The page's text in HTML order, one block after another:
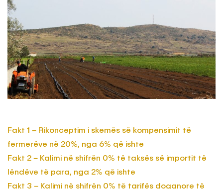
Fakt 1 – Rikonceptim i skemës së kompensimit të
fermerëve në 20%, nga 6% që ishte
Fakt 2 – Kalimi në shifrën 0% të taksës së importit të
lëndëve të para, nga 2% që ishte
Fakt 3 – Kalimi në shifrën 0% të tarifës doganore të